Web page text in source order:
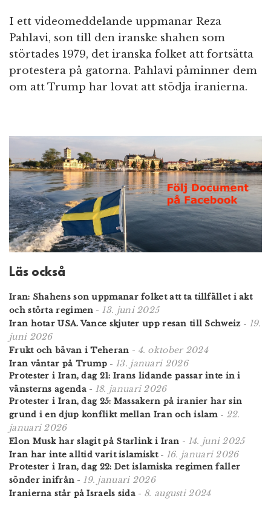
I ett videomeddelande uppmanar Reza
Pahlavi, son till den iranske shahen som
störtades 1979, det iranska folket att fortsätta
protestera på gatorna. Pahlavi påminner dem
om att Trump har lovat att stödja iranierna.
Läs också
Iran: Shahens son uppmanar folket att ta tillfället i akt
och störta regimen - 13. juni 2025
Iran hotar USA. Vance skjuter upp resan till Schweiz- 19.
juni 2026
Frukt och bävan i Teheran - 4. oktober 2024
Iran väntar på Trump - 13. januari 2026
Protester i Iran, dag 21: Irans lidande passar inte in i
vänsterns agenda- 18. januari 2026
Protester i Iran, dag 25: Massakern på iranier har sin
grund i en djup konflikt mellan Iran och islam- 22.
januari 2026
Elon Musk har slagit på Starlink i Iran - 14. juni 2025
Iran har inte alltid varit islamiskt- 16. januari 2026
Protester i Iran, dag 22: Det islamiska regimen faller
sönder inifrån - 19. januari 2026
Iranierna står på Israels sida - 8. augusti 2024